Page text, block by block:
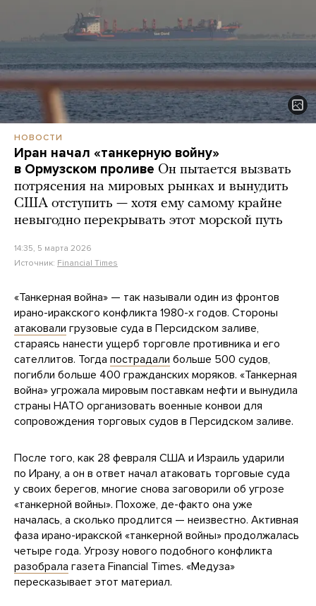
НОВОСТИ
Иран начал «танкерную войну»
в Ормузском проливе Он пытается вызвать
потрясения на мировых рынках и вынудить
США отступить — хотя ему самому крайне
невыгодно перекрывать этот морской путь
14:35, 5 марта 2026
Источник: Financial Times
«Танкерная война» — так называли один из фронтов
ирано-иракского конфликта 1980-х годов. Стороны
атаковали грузовые суда в Персидском заливе,
стараясь нанести ущерб торговле противника и его
сателлитов. Тогда пострадали больше 500 судов,
погибли больше 400 гражданских моряков. «Танкерная
война» угрожала мировым поставкам нефти и вынудила
страны НАТО организовать военные конвои для
сопровождения торговых судов в Персидском заливе.
После того, как 28 февраля США и Израиль ударили
по Ирану, а он в ответ начал атаковать торговые суда
у своих берегов, многие снова заговорили об угрозе
«танкерной войны». Похоже, де-факто она уже
началась, а сколько продлится — неизвестно. Активная
фаза ирано-иракской «танкерной войны» продолжалась
четыре года. Угрозу нового подобного конфликта
разобрала газета Financial Times. «Медуза»
пересказывает этот материал.